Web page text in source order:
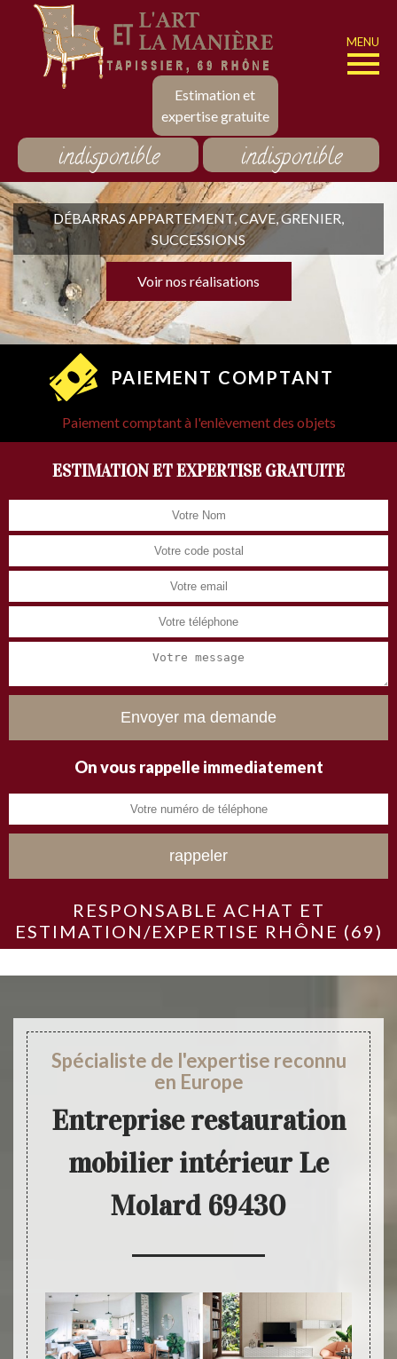
Estimation et
expertise gratuite
MENU
indisponible indisponible
DÉBARRAS APPARTEMENT, CAVE, GRENIER,
SUCCESSIONS
Voir nos réalisations
PAIEMENT COMPTANT
Paiement comptant à l'enlèvement des objets
ESTIMATION ET EXPERTISE GRATUITE
On vous rappelle immediatement
RESPONSABLE ACHAT ET
ESTIMATION/EXPERTISE RHÔNE (69)
Spécialiste de l'expertise reconnu
en Europe
Entreprise restauration
mobilier intérieur Le
Molard 69430